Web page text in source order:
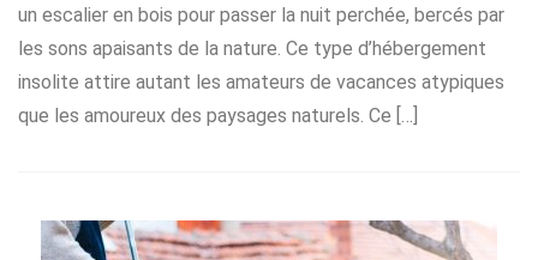
un escalier en bois pour passer la nuit perchée, bercés par
les sons apaisants de la nature. Ce type d’hébergement
insolite attire autant les amateurs de vacances atypiques
que les amoureux des paysages naturels. Ce […]